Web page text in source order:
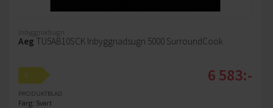
Inbyggnadsugn
Aeg TU5AB10SCK Inbyggnadsugn 5000 SurroundCook
A
PRODUKTBLAD
Färg: Svart
6 583:-